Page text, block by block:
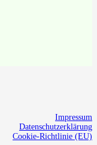
Impressum
Datenschutzerklärung
Cookie-Richtlinie (EU)